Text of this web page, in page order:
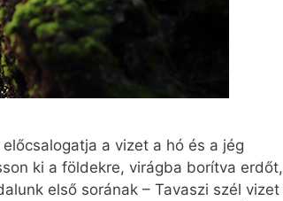
a vizet a hó és a jég
ki a földekre, virágba borítva erdőt,
első sorának – ­Tavaszi szél vizet